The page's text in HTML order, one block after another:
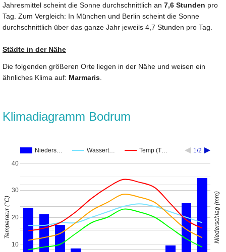
Jahresmittel scheint die Sonne durchschnittlich an 7,6 Stunden pro
Tag. Zum Vergleich: In München und Berlin scheint die Sonne
durchschnittlich über das ganze Jahr jeweils 4,7 Stunden pro Tag.
Städte in der Nähe
Die folgenden größeren Orte liegen in der Nähe und weisen ein
ähnliches Klima auf: Marmaris.
Klimadiagramm Bodrum
Nieders… Wassert… Temp (T… 1/2
10
20
30
40
Temperatur (°C) Niederschlag (mm)